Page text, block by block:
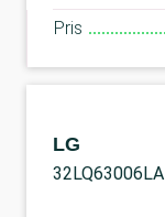
Pris
LG
32LQ63006LA